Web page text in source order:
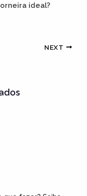
ideal?
NEXT